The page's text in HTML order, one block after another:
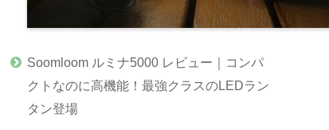
Soomloom ルミナ5000 レビュー｜コンパ
クトなのに高機能！最強クラスのLEDラン
タン登場